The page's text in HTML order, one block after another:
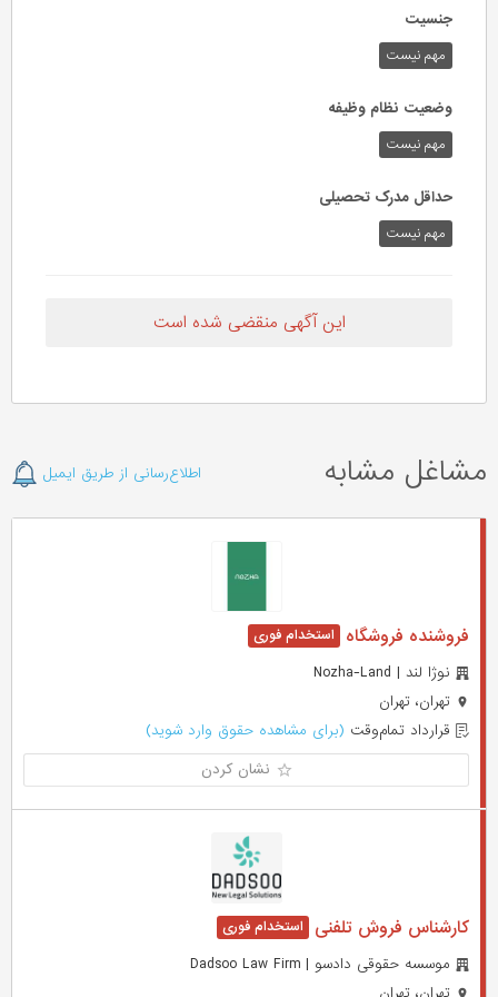
جنسیت
مهم نیست
وضعیت نظام وظیفه
مهم‌ نیست
حداقل مدرک تحصیلی
مهم نیست
این آگهی منقضی شده است
مشاغل مشابه اطلاع‌رسانی از طریق ایمیل
فروشنده فروشگاه
نوژا لند | Nozha-Land
تهران، تهران
قرارداد تمام‌وقت (برای مشاهده حقوق وارد شوید)
نشان کردن
کارشناس فروش تلفنی
موسسه حقوقی دادسو | Dadsoo Law Firm